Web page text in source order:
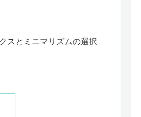
スとミニマリズムの選択